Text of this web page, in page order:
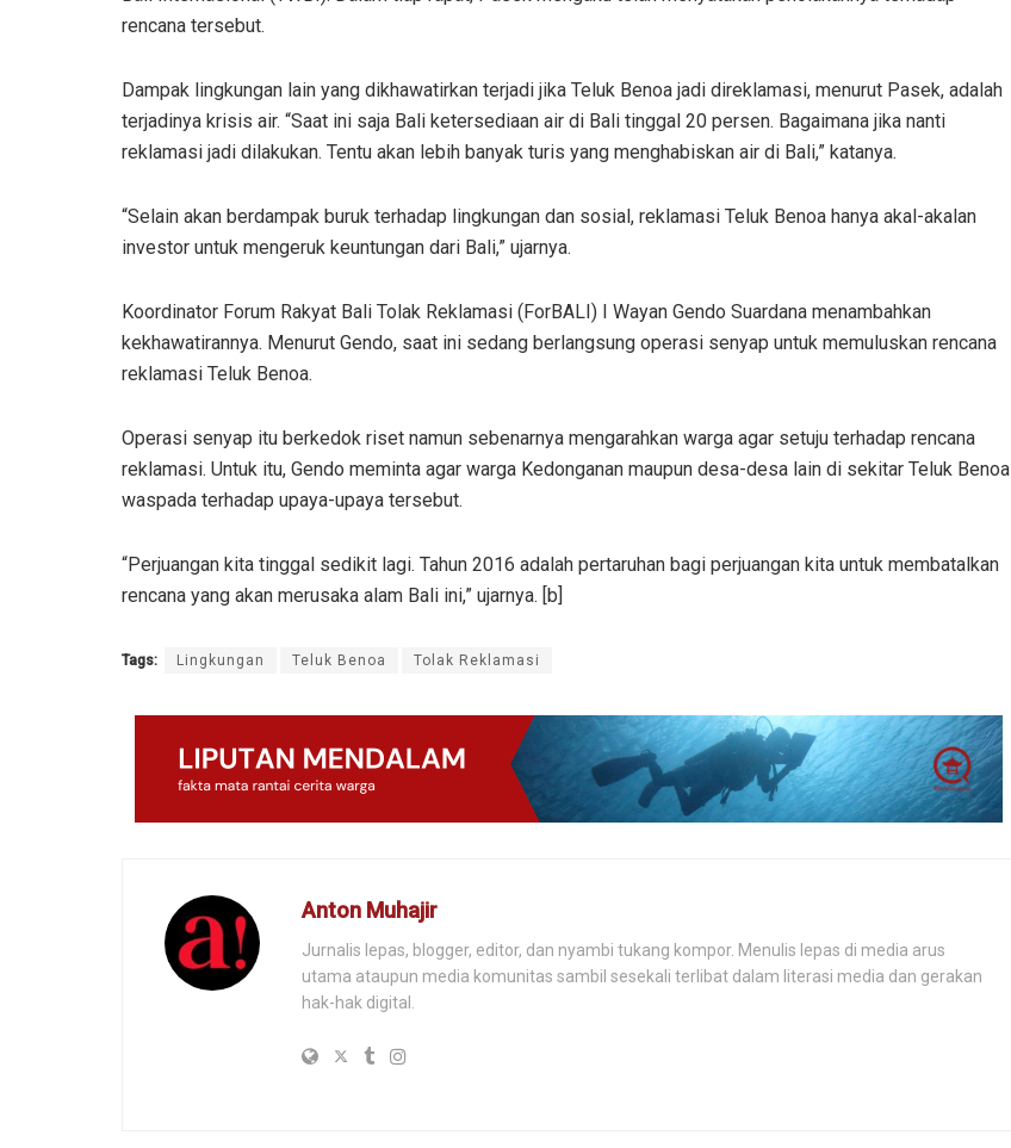
rencana tersebut.
Dampak lingkungan lain yang dikhawatirkan terjadi jika Teluk Benoa jadi direklamasi, menurut Pasek, adalah
terjadinya krisis air. “Saat ini saja Bali ketersediaan air di Bali tinggal 20 persen. Bagaimana jika nanti
reklamasi jadi dilakukan. Tentu akan lebih banyak turis yang menghabiskan air di Bali,” katanya.
“Selain akan berdampak buruk terhadap lingkungan dan sosial, reklamasi Teluk Benoa hanya akal-akalan
investor untuk mengeruk keuntungan dari Bali,” ujarnya.
Koordinator Forum Rakyat Bali Tolak Reklamasi (ForBALI) I Wayan Gendo Suardana menambahkan
kekhawatirannya. Menurut Gendo, saat ini sedang berlangsung operasi senyap untuk memuluskan rencana
reklamasi Teluk Benoa.
Operasi senyap itu berkedok riset namun sebenarnya mengarahkan warga agar setuju terhadap rencana
reklamasi. Untuk itu, Gendo meminta agar warga Kedonganan maupun desa-desa lain di sekitar Teluk Benoa
waspada terhadap upaya-upaya tersebut.
“Perjuangan kita tinggal sedikit lagi. Tahun 2016 adalah pertaruhan bagi perjuangan kita untuk membatalkan
rencana yang akan merusaka alam Bali ini,” ujarnya. [b]
Tags: Lingkungan Teluk Benoa Tolak Reklamasi
Anton Muhajir
Jurnalis lepas, blogger, editor, dan nyambi tukang kompor. Menulis lepas di media arus
utama ataupun media komunitas sambil sesekali terlibat dalam literasi media dan gerakan
hak-hak digital.